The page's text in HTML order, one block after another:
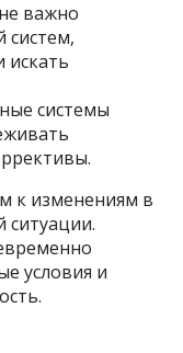
важно
систем,
искать
системы
к изменениям в
ситуации.
условия и